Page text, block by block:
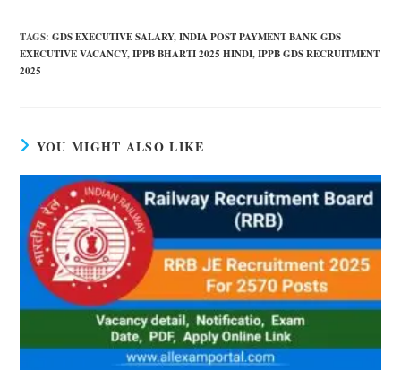
TAGS:GDS EXECUTIVE SALARY, INDIA POST PAYMENT BANK GDS
EXECUTIVE VACANCY, IPPB BHARTI 2025 HINDI, IPPB GDS RECRUITMENT
2025
YOU MIGHT ALSO LIKE